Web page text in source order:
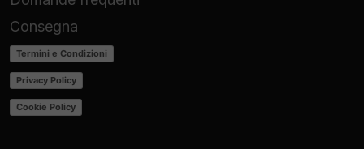
Consegna
Termini e Condizioni
Privacy Policy
Cookie Policy